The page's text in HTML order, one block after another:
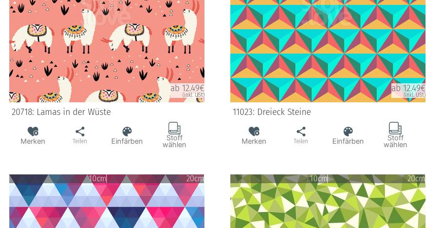
ab 12.49€
(inkl. USt)
20718: Lamas in der Wüste
Merken Teilen Einfärben Stoff
wählen
ab 12.49€
(inkl. USt)
11023: Dreieck Steine
Merken Teilen Einfärben Stoff
wählen
10cm 20cm 10cm 20cm